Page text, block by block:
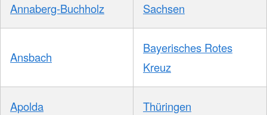
Annaberg-Buchholz Sachsen
Ansbach
Bayerisches Rotes
Kreuz
Apolda Thüringen